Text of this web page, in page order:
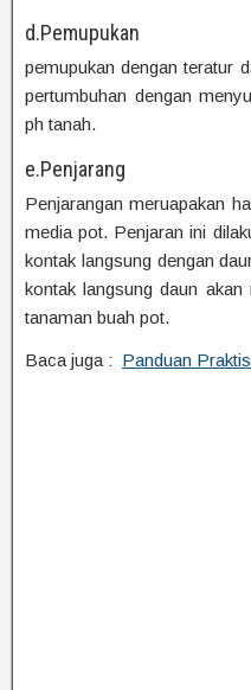
d.Pemupukan
pemupukan dengan teratur
pertumbuhan dengan
ph tanah.
e.Penjarang
Penjarangan meruapakan
media pot. Penjaran ini
kontak langsung dengan
kontak langsung daun
tanaman buah pot.
Baca juga : Panduan